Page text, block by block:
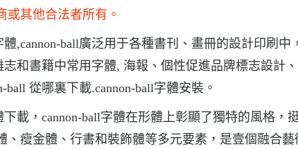
或其他合法者所有。
,cannon-ball廣泛用于各種書刊、畫冊的設計印刷中
志和書籍中常用字體, 海報、個性促進品牌標志設計
ball 從哪裏下載.cannon-ball字體安裝。
載，cannon-ball字體在形體上彰顯了獨特的風格，
、瘦金體、行書和裝飾體等多元要素，是壹個融合